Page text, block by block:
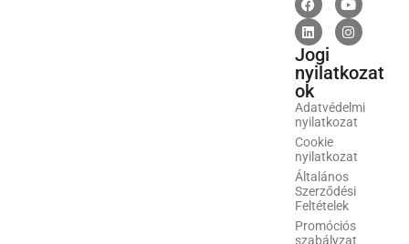
Jogi
nyilatkozat
ok
Adatvédelmi
nyilatkozat
Cookie
nyilatkozat
Általános
Szerződési
Feltételek
Promóciós
szabályzat